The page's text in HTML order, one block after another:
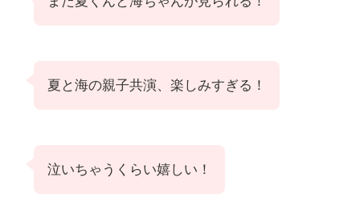
夏と海の親子共演、楽しみすぎる！
泣いちゃうくらい嬉しい！